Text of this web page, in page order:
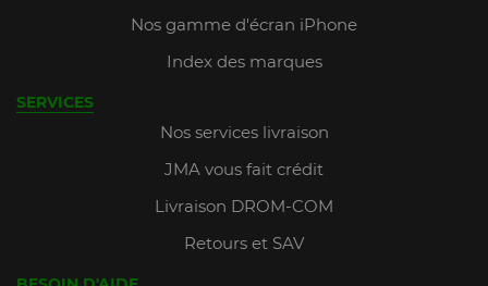
Nos gamme d'écran iPhone
Index des marques
SERVICES
Nos services livraison
JMA vous fait crédit
Livraison DROM-COM
Retours et SAV